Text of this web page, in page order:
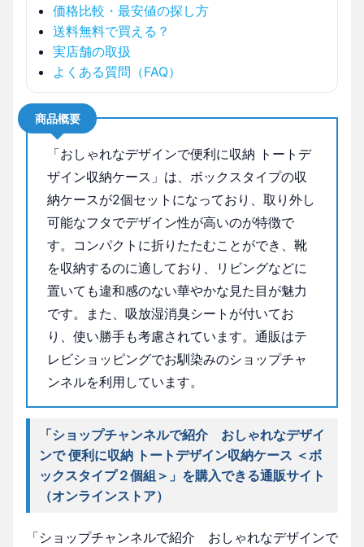
価格比較・最安値の探し方
送料無料で買える？
実店舗の取扱
よくある質問（FAQ）
商品概要
「おしゃれなデザインで便利に収納 トートデ
ザイン収納ケース」は、ボックスタイプの収
納ケースが2個セットになっており、取り外し
可能なフタでデザイン性が高いのが特徴で
す。コンパクトに折りたたむことができ、靴
を収納するのに適しており、リビングなどに
置いても違和感のない華やかな見た目が魅力
です。また、吸放湿消臭シートが付いてお
り、使い勝手も考慮されています。通販はテ
レビショッピングでお馴染みのショップチャ
ンネルを利用しています。
「ショップチャンネルで紹介 おしゃれなデザイ
ンで 便利に収納 トートデザイン収納ケース ＜ボ
ックスタイプ２個組＞」を購入できる通販サイト
（オンラインストア）
「ショップチャンネルで紹介 おしゃれなデザインで